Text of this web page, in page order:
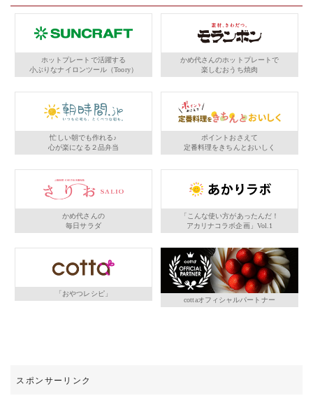
ホットプレートで活躍する
小ぶりなナイロンツール（Toory）
かめ代さんのホットプレートで
楽しむおうち焼肉
忙しい朝でも作れる♪
心が楽になる２品弁当
ポイントおさえて
定番料理をきちんとおいしく
かめ代さんの
毎日サラダ
「こんな使い方があったんだ！
アカリナコラボ企画」Vol.1
「おやつレシピ」
cottaオフィシャルパートナー